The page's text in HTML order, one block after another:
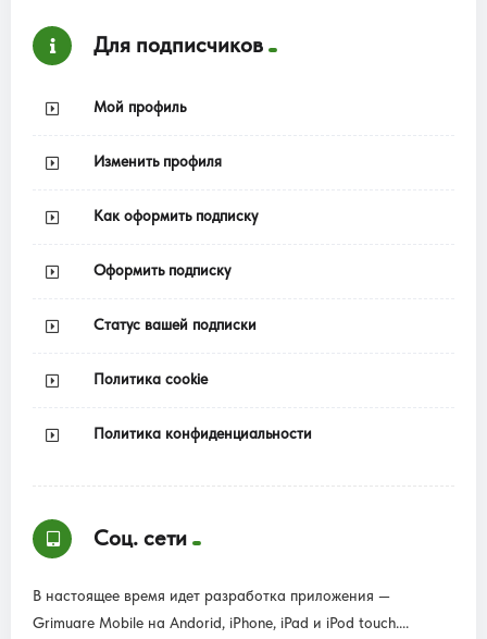
Для подписчиков
Мой профиль
Изменить профиля
Как оформить подписку
Оформить подписку
Статус вашей подписки
Политика cookie
Политика конфиденциальности
Соц. сети
В настоящее время идет разработка приложения —
Grimuare Mobile на Andorid, iPhone, iPad и iPod touch....